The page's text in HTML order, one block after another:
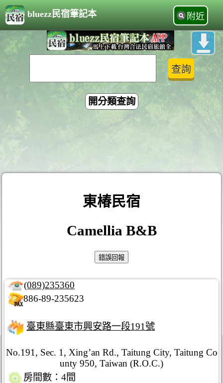
bluezz民宿筆記本 附近
開分類查詢
東椿民宿
Camellia B&B
(089)235360
886-89-235623
臺東縣臺東市興安路一段191號
No.191, Sec. 1, Xing’an Rd., Taitung City, Taitung Co
unty 950, Taiwan (R.O.C.)
房間數：4間